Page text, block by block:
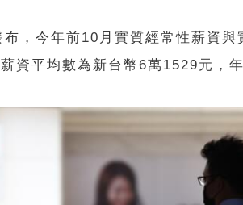
，今年前10月實質經常性薪資
資平均數為新台幣6萬1529元，